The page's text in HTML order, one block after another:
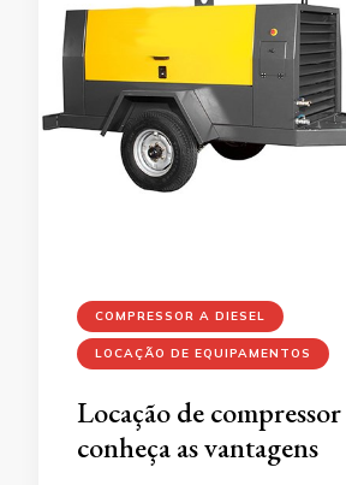
COMPRESSOR A DIESEL
LOCAÇÃO DE EQUIPAMENTOS
Locação de
conheça as vantagens